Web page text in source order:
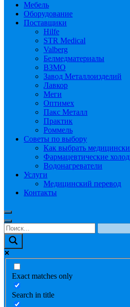
Мебель
Оборудование
Поставщики
Hilfe
STR Medical
Valberg
Белмедматериалы
ВЗМО
Завод Металлоизделий
Лавкор
Меги
Оптимех
Пакс Металл
Практик
Роммель
Советы по выбору
Как выбрать
Фармацевтические
Водонагреватели
Услуги
Медицинский перевод
Контакты
Exact matches only
Search in title